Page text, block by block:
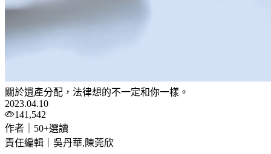
關於遺產分配，法律想的不一定和你一樣。
2023.04.10
141,542
作者｜50+選讀
責任編輯｜吳丹華,陳莞欣